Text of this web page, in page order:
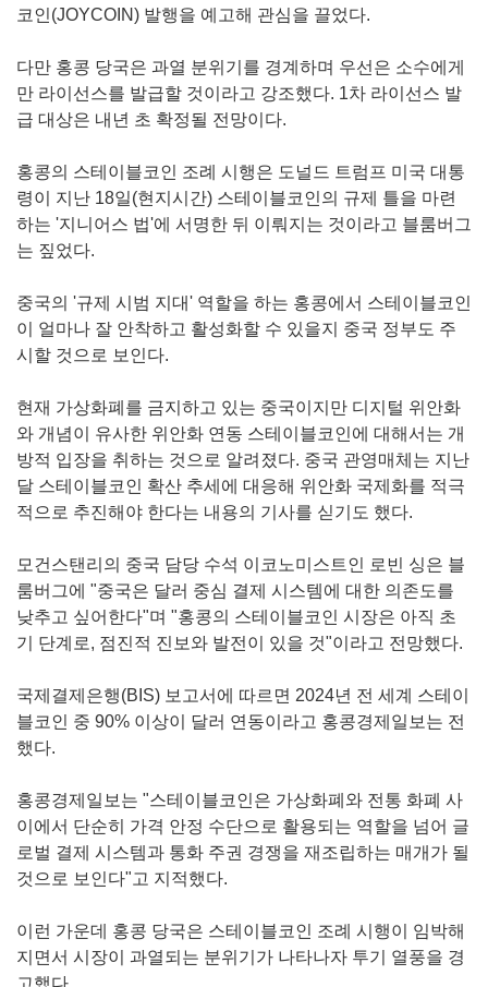
코인(JOYCOIN) 발행을 예고해 관심을 끌었다.
다만 홍콩 당국은 과열 분위기를 경계하며 우선은 소수에게
만 라이선스를 발급할 것이라고 강조했다. 1차 라이선스 발
급 대상은 내년 초 확정될 전망이다.
홍콩의 스테이블코인 조례 시행은 도널드 트럼프 미국 대통
령이 지난 18일(현지시간) 스테이블코인의 규제 틀을 마련
하는 '지니어스 법'에 서명한 뒤 이뤄지는 것이라고 블룸버그
는 짚었다.
중국의 '규제 시범 지대' 역할을 하는 홍콩에서 스테이블코인
이 얼마나 잘 안착하고 활성화할 수 있을지 중국 정부도 주
시할 것으로 보인다.
현재 가상화폐를 금지하고 있는 중국이지만 디지털 위안화
와 개념이 유사한 위안화 연동 스테이블코인에 대해서는 개
방적 입장을 취하는 것으로 알려졌다. 중국 관영매체는 지난
달 스테이블코인 확산 추세에 대응해 위안화 국제화를 적극
적으로 추진해야 한다는 내용의 기사를 싣기도 했다.
모건스탠리의 중국 담당 수석 이코노미스트인 로빈 싱은 블
룸버그에 "중국은 달러 중심 결제 시스템에 대한 의존도를
낮추고 싶어한다"며 "홍콩의 스테이블코인 시장은 아직 초
기 단계로, 점진적 진보와 발전이 있을 것"이라고 전망했다.
국제결제은행(BIS) 보고서에 따르면 2024년 전 세계 스테이
블코인 중 90% 이상이 달러 연동이라고 홍콩경제일보는 전
했다.
홍콩경제일보는 "스테이블코인은 가상화폐와 전통 화폐 사
이에서 단순히 가격 안정 수단으로 활용되는 역할을 넘어 글
로벌 결제 시스템과 통화 주권 경쟁을 재조립하는 매개가 될
것으로 보인다"고 지적했다.
이런 가운데 홍콩 당국은 스테이블코인 조례 시행이 임박해
지면서 시장이 과열되는 분위기가 나타나자 투기 열풍을 경